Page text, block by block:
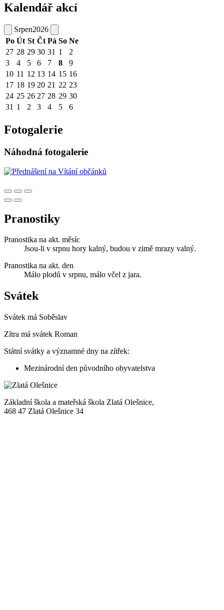
Kalendář akcí
Srpen2026
Po Út St Čt Pá So Ne
27 28 29 30 31 1
2
3
4 5 6 7 8
9
10 11 12 13 14 15 16
17 18 19 20 21 22 23
24 25 26 27 28 29 30
31 1 2 3 4 5 6
Fotogalerie
Náhodná fotogalerie
Pranostiky
Pranostika na akt. měsíc
Jsou-li v srpnu hory kalný, budou v zimě mrazy valný.
Pranostika na akt. den
Málo plodů v srpnu, málo včel z jara.
Svátek
Svátek má Soběslav
Zítra má svátek Roman
Státní svátky a významné dny na zítřek:
Mezinárodní den původního obyvatelstva
Základní škola a mateřská škola Zlatá Olešnice,
468 47 Zlatá Olešnice 34